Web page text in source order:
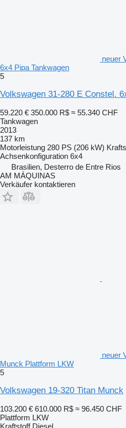
neuer
6x4 Pipa Tankwagen
5
Volkswagen 31-280 E Constel.
59.220 € 350.000 R$ ≈ 55.340 CHF
Tankwagen
2013
137 km
Motorleistung 280 PS (206 kW)
Achsenkonfiguration 6x4
Brasilien, Desterro de Entre Rios
AM MÁQUINAS
Verkäufer kontaktieren
neuer
Munck Plattform LKW
5
Volkswagen 19-320 Titan Munck
103.200 € 610.000 R$ ≈ 96.450 CHF
Plattform LKW
Kraftstoff Diesel